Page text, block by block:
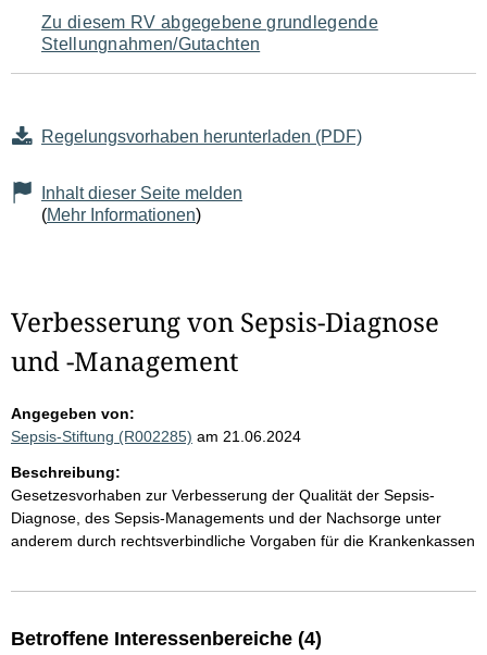
Zu diesem RV abgegebene grundlegende
Stellungnahmen/Gutachten
Regelungsvorhaben herunterladen (PDF)
Inhalt dieser Seite melden
(Mehr Informationen)
Verbesserung von Sepsis-Diagnose
und -Management
Angegeben von:
Sepsis-Stiftung (R002285) am 21.06.2024
Beschreibung:
Gesetzesvorhaben zur Verbesserung der Qualität der Sepsis-
Diagnose, des Sepsis-Managements und der Nachsorge unter
anderem durch rechtsverbindliche Vorgaben für die Krankenkassen
Betroffene Interessenbereiche (4)